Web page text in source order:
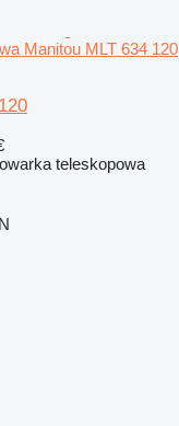
Manitou MLT 634 120
teleskopowa